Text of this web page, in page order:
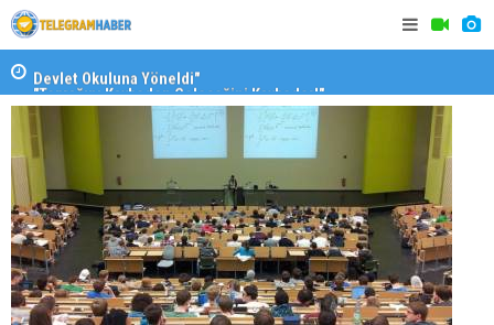
Devlet Okuluna Yöneldi"
"Toprağını Kaybeden Geleceğini Kaybeder!"